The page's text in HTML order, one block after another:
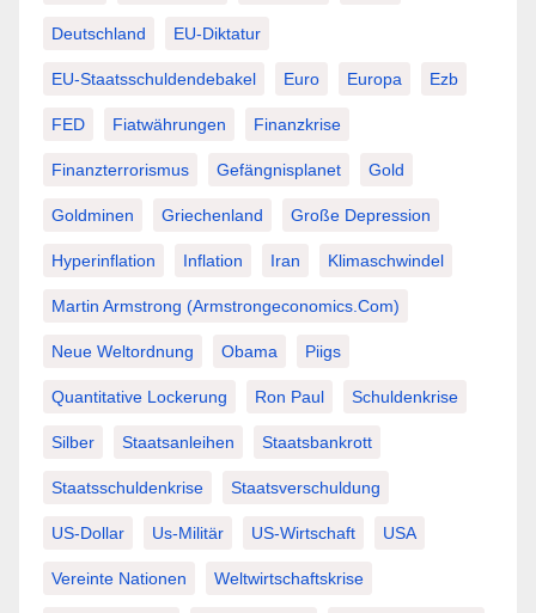
Deutschland EU-Diktatur
EU-Staatsschuldendebakel Euro Europa Ezb
FED Fiatwährungen Finanzkrise
Finanzterrorismus Gefängnisplanet Gold
Goldminen Griechenland Große Depression
Hyperinflation Inflation Iran Klimaschwindel
Martin Armstrong (Armstrongeconomics.com)
Neue Weltordnung Obama Piigs
Quantitative Lockerung Ron Paul Schuldenkrise
Silber Staatsanleihen Staatsbankrott
Staatsschuldenkrise Staatsverschuldung
US-Dollar Us-Militär US-Wirtschaft USA
Vereinte Nationen Weltwirtschaftskrise